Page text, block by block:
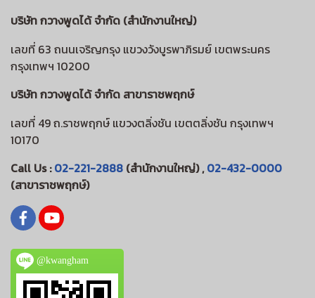
บริษัท กวางพูดได้ จำกัด (สำนักงานใหญ่)
เลขที่ 63 ถนนเจริญกรุง แขวงวังบูรพาภิรมย์ เขตพระนคร
กรุงเทพฯ 10200
บริษัท กวางพูดได้ จำกัด สาขาราชพฤกษ์
เลขที่ 49 ถ.ราชพฤกษ์ แขวงตลิ่งชัน เขตตลิ่งชัน กรุงเทพฯ
10170
Call Us :02-221-2888 (สำนักงานใหญ่) ,02-432-0000
(สาขาราชพฤกษ์)
@kwangham